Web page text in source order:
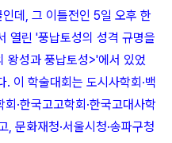
데, 그 이틀전인 5일 오후 한
열린 '풍납토성의 성격 규명을
왕성과 풍납토성>'에서 있었
. 이 학술대회는 도시사학회·백
회·한국고고학회·한국고대사학
, 문화재청·서울시청·송파구청